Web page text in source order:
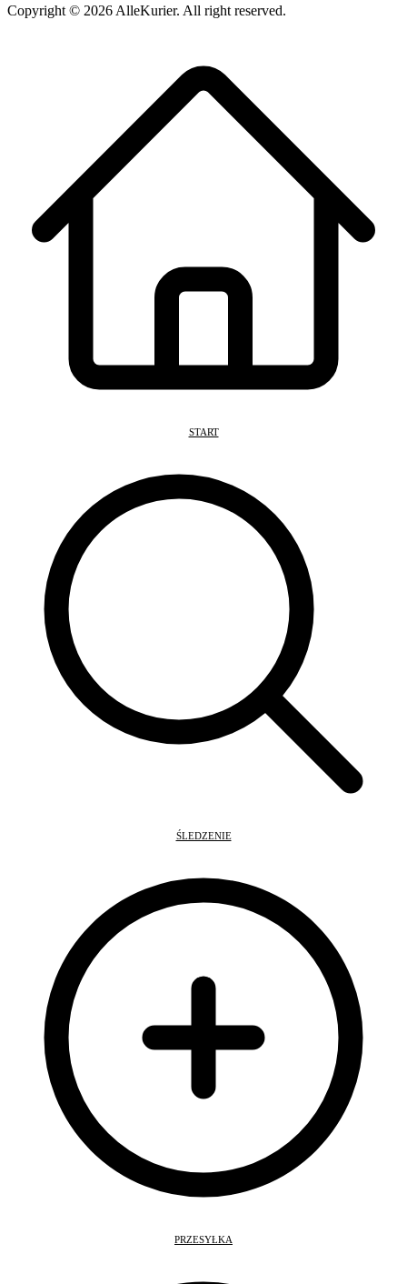
Copyright © 2026 AlleKurier. All right reserved.
START
ŚLEDZENIE
PRZESYŁKA